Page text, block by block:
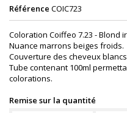
Référence COIC723
Coloration Coiffeo 7.23 - Blond
Nuance marrons beiges froids.
Couverture des cheveux
Tube contenant 100ml
colorations.
Remise sur la quantité